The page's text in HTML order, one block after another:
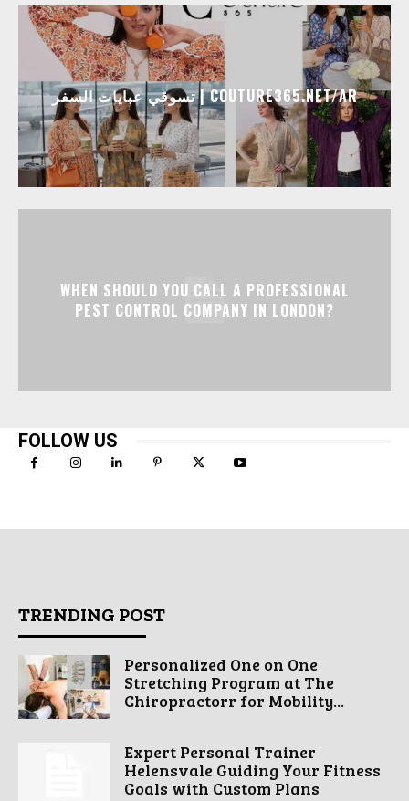
تسوقي عبايات السفر | COUTURE365.NET/AR
WHEN SHOULD YOU CALL A PROFESSIONAL
PEST CONTROL COMPANY IN LONDON?
FOLLOW US
TRENDING POST
Personalized One on One
Stretching Program at The
Chiropractorr for Mobility...
Expert Personal Trainer
Helensvale Guiding Your Fitness
Goals with Custom Plans